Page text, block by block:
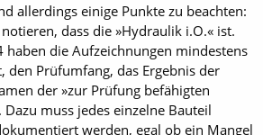
allerdings einige Punkte zu beachten:
dass die »Hydraulik i.O.« ist.
haben die Aufzeichnungen mindestens
den Prüfumfang, das Ergebnis der
der »zur Prüfung befähigten
muss jedes einzelne Bauteil
werden, egal ob ein Mangel